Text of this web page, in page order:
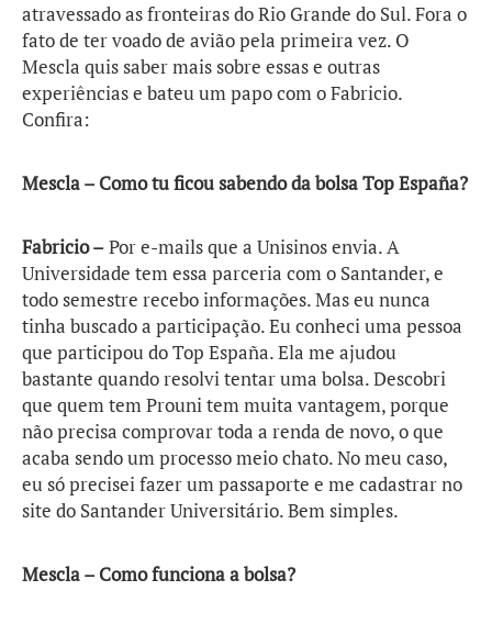
atravessado as fronteiras do Rio Grande do Sul. Fora o
fato de ter voado de avião pela primeira vez. O
Mescla quis saber mais sobre essas e outras
experiências e bateu um papo com o Fabricio.
Confira:
Mescla – Como tu ficou sabendo da bolsa Top España?
Fabricio – Por e-mails que a Unisinos envia. A
Universidade tem essa parceria com o Santander, e
todo semestre recebo informações. Mas eu nunca
tinha buscado a participação. Eu conheci uma pessoa
que participou do Top España. Ela me ajudou
bastante quando resolvi tentar uma bolsa. Descobri
que quem tem Prouni tem muita vantagem, porque
não precisa comprovar toda a renda de novo, o que
acaba sendo um processo meio chato. No meu caso,
eu só precisei fazer um passaporte e me cadastrar no
site do Santander Universitário. Bem simples.
Mescla – Como funciona a bolsa?